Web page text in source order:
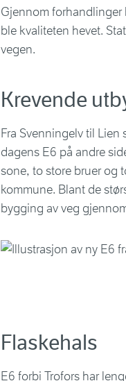
Gjennom forhandlinger
ble kvaliteten hevet.
vegen.
Krevende
Fra Svenningelv til Lien
dagens E6 på andre
sone, to store bruer og
kommune. Blant de
bygging av veg
Flaskehals
E6 forbi Trofors har